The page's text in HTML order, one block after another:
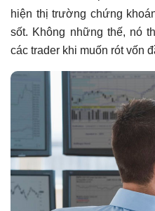
hiện thị trường chứng
sốt. Không những thế, nó
các trader khi muốn rót vốn